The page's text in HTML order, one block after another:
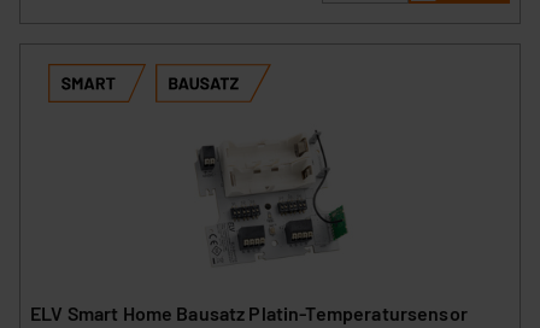
ELV Smart Home Bausatz Platin-Temperatursensor